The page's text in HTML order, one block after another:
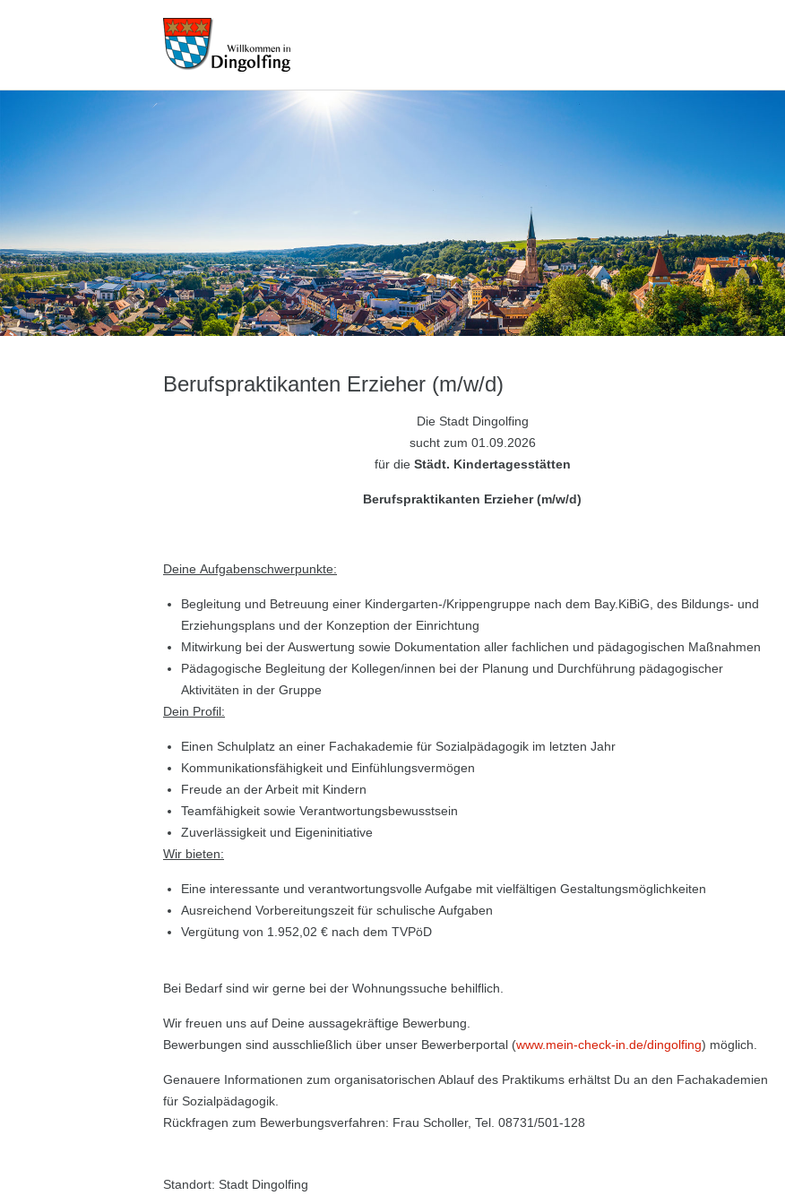
Berufspraktikanten Erzieher (m/w/d)
Die Stadt Dingolfing
sucht zum 01.09.2026
für die Städt. Kindertagesstätten
Berufspraktikanten Erzieher (m/w/d)
Deine Aufgabenschwerpunkte:
Begleitung und Betreuung einer Kindergarten-/Krippengruppe nach dem Bay.KiBiG, des Bildungs- und
Erziehungsplans und der Konzeption der Einrichtung
Mitwirkung bei der Auswertung sowie Dokumentation aller fachlichen und pädagogischen Maßnahmen
Pädagogische Begleitung der Kollegen/innen bei der Planung und Durchführung pädagogischer
Aktivitäten in der Gruppe
Dein Profil:
Einen Schulplatz an einer Fachakademie für Sozialpädagogik im letzten Jahr
Kommunikationsfähigkeit und Einfühlungsvermögen
Freude an der Arbeit mit Kindern
Teamfähigkeit sowie Verantwortungsbewusstsein
Zuverlässigkeit und Eigeninitiative
Wir bieten:
Eine interessante und verantwortungsvolle Aufgabe mit vielfältigen Gestaltungsmöglichkeiten
Ausreichend Vorbereitungszeit für schulische Aufgaben
Vergütung von 1.952,02 € nach dem TVPöD
Bei Bedarf sind wir gerne bei der Wohnungssuche behilflich.
Wir freuen uns auf Deine aussagekräftige Bewerbung.
Bewerbungen sind ausschließlich über unser Bewerberportal (www.mein-check-in.de/dingolfing) möglich.
Genauere Informationen zum organisatorischen Ablauf des Praktikums erhältst Du an den Fachakademien
für Sozialpädagogik.
Rückfragen zum Bewerbungsverfahren: Frau Scholler, Tel. 08731/501-128
Standort: Stadt Dingolfing